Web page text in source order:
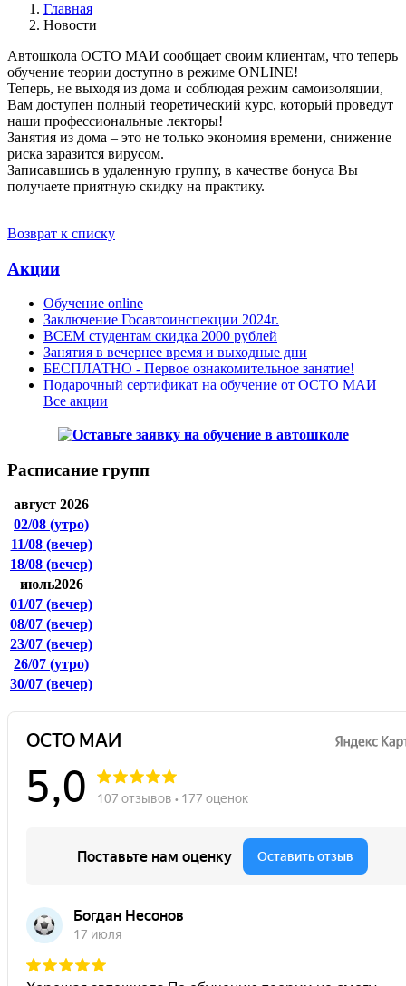
Главная
Новости
Автошкола ОСТО МАИ сообщает своим клиентам, что теперь
обучение теории доступно в режиме ONLINE!
Теперь, не выходя из дома и соблюдая режим самоизоляции,
Вам доступен полный теоретический курс, который проведут
наши профессиональные лекторы!
Занятия из дома – это не только экономия времени, снижение
риска заразится вирусом.
Записавшись в удаленную группу, в качестве бонуса Вы
получаете приятную скидку на практику.
Возврат к списку
Акции
Обучение online
Заключение Госавтоинспекции 2024г.
ВСЕМ студентам скидка 2000 рублей
Занятия в вечернее время и выходные дни
БЕСПЛАТНО - Первое ознакомительное занятие!
Подарочный сертификат на обучение от ОСТО МАИ
Все акции
Расписание групп
август 2026
02/08 (утро)
11/08(вечер)
18/08 (вечер)
июль2026
01/07 (вечер)
08/07 (вечер)
23/07 (вечер)
26/07 (утро)
30/07 (вечер)